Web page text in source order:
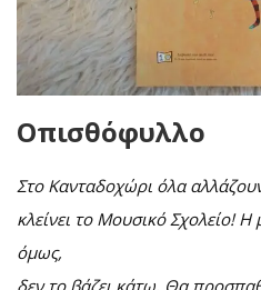
Οπισθόφυλλο
Στο Κανταδοχώρι όλα
κλείνει το Μουσικό Σχολείο!
όμως,
δεν το βάζει κάτω. Θα